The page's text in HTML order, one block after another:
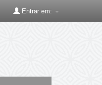
Entrar em: